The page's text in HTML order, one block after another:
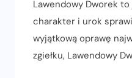
Lawendowy Dworek
charakter i urok
wyjątkową oprawę
zgiełku, Lawendowy